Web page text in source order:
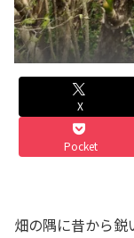
X
Pocket
畑の隅に昔から